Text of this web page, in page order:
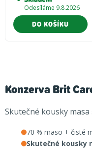
Odesíláme 9.8.2026
DO KOŠÍKU
Konzerva Brit
Skutečné kousky
70 % maso + čisté
Skutečné kousky